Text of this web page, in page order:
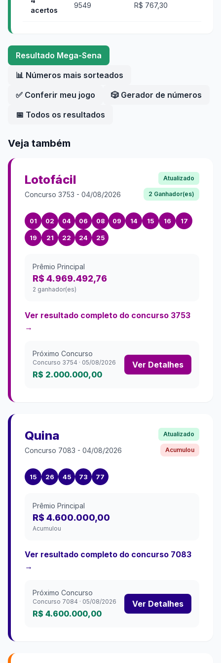
acertos
9549 R$ 767,30
Resultado Mega-Sena
📊 Números mais sorteados
✅ Conferir meu jogo
🎲 Gerador de números
📅 Todos os resultados
Veja também
Lotofácil
Concurso 3753 - 04/08/2026
Atualizado
2 Ganhador(es)
01 02 04 06 08 09 14 15 16 17
19 21 22 24 25
Prêmio Principal
R$ 4.969.492,76
2 ganhador(es)
Ver resultado completo do concurso 3753
→
Próximo Concurso
Concurso 3754 · 05/08/2026
R$ 2.000.000,00
Ver Detalhes
Quina
Concurso 7083 - 04/08/2026
Atualizado
Acumulou
15 26 45 73 77
Prêmio Principal
R$ 4.600.000,00
Acumulou
Ver resultado completo do concurso 7083
→
Próximo Concurso
Concurso 7084 · 05/08/2026
R$ 4.600.000,00
Ver Detalhes